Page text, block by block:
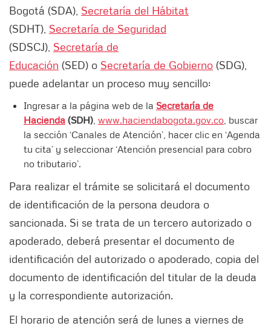
Bogotá (SDA), Secretaría del Hábitat
(SDHT), Secretaría de Seguridad
(SDSCJ), Secretaría de
Educación (SED) o Secretaría de Gobierno (SDG),
puede adelantar un proceso muy sencillo:
Ingresar a la página web de la Secretaría de
Hacienda (SDH), www.haciendabogota.gov.co, buscar
la sección ‘Canales de Atención’, hacer clic en ‘Agenda
tu cita’ y seleccionar ‘Atención presencial para cobro
no tributario’.
Para realizar el trámite se solicitará el documento
de identificación de la persona deudora o
sancionada. Si se trata de un tercero autorizado o
apoderado, deberá presentar el documento de
identificación del autorizado o apoderado, copia del
documento de identificación del titular de la deuda
y la correspondiente autorización.
El horario de atención será de lunes a viernes de